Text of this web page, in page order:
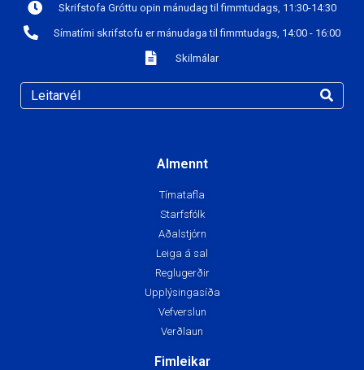
Skrifstofa Gróttu opin mánudag til fimmtudags, 11:30-14:30
Símatími skrifstofu er mánudaga til fimmtudags, 14:00 - 16:00
Skilmálar
Almennt
Tímatafla
Starfsfólk
Aðalstjórn
Leiga á sal
Reglugerðir
Upplýsingasíða
Vefverslun
Verðlaun
Fimleikar